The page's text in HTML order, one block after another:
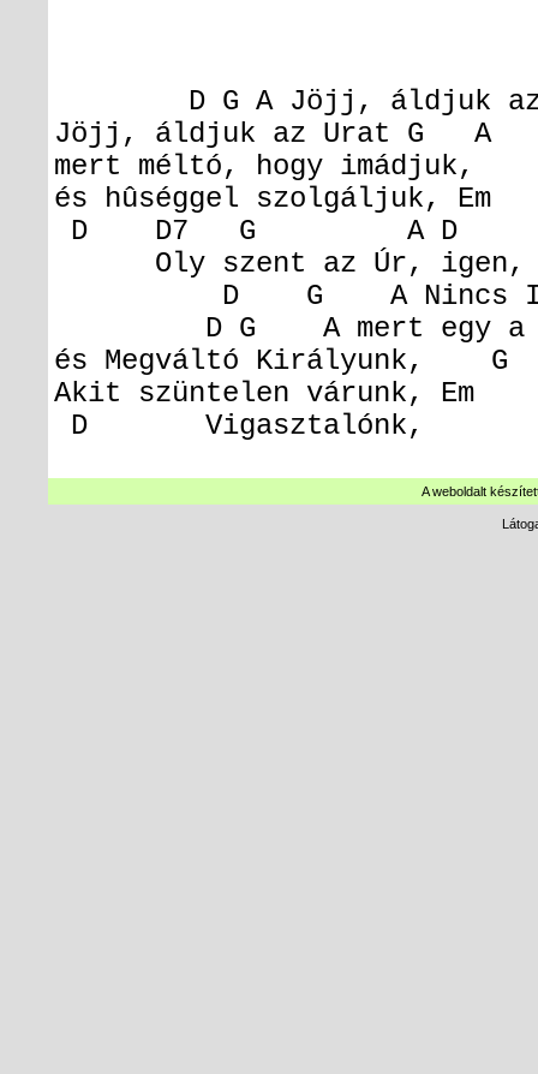
D G AJöjj, áldjuk
Jöjj, áldjuk az Urat G A
mert méltó, hogy imádjuk,
és hûséggel szolgáljuk,
D D7 G A D
Oly szent az Úr, igen,
D G ANincs
D G Amert egy a
és Megváltó Királyunk,
G
Akit szüntelen várunk,
D Vigasztalónk,
A weboldalt